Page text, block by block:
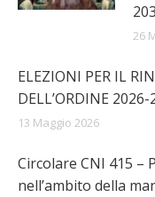
26
ELEZIONI PER IL
DELL’ORDINE 2026-
13 Maggio 2026
Circolare CNI 415 –
nell’ambito della